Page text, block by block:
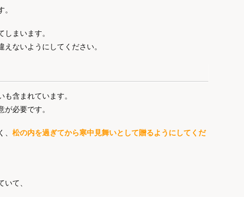
まいます。
ないようにしてください。
含まれています。
必要です。
松の内を過ぎてから寒中見舞いとして贈るようにしてくだ
て、